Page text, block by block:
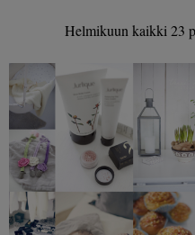
Helmikuun kaikki 23